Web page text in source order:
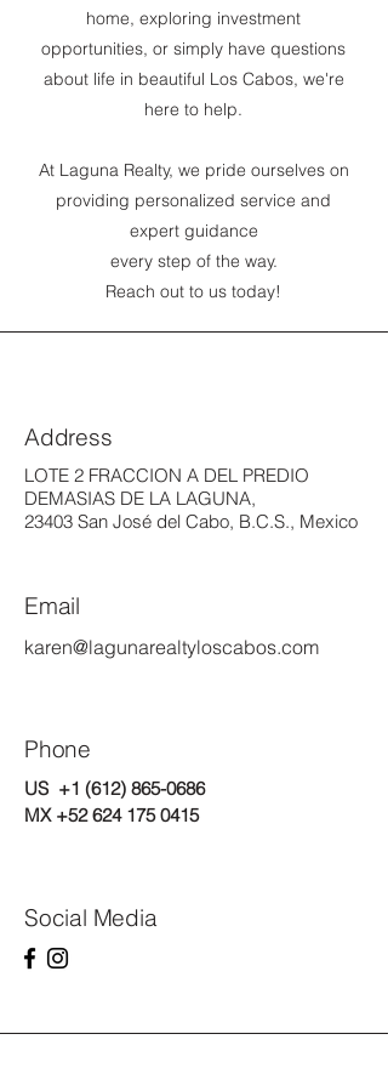
home, exploring investment
opportunities, or simply have questions
about life in beautiful Los Cabos, we're
here to help.
At Laguna Realty, we pride ourselves on
providing personalized service and
expert guidance
every step of the way.
Reach out to us today!
Address
LOTE 2 FRACCION A DEL PREDIO
DEMASIAS DE LA LAGUNA,
23403 San José del Cabo, B.C.S., Mexico
Email
karen@lagunarealtyloscabos.com
Phone
US +1 (612) 865-0686
MX +52 624 175 0415
Social Media